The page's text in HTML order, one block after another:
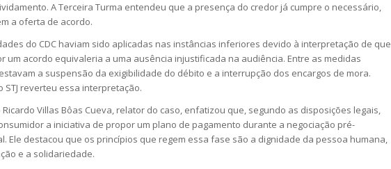
A Terceira Turma entendeu que a presença do credor já cumpre o necessário,
a oferta de acordo.
do CDC haviam sido aplicadas nas instâncias inferiores devido à interpretação de que
um acordo equivaleria a uma ausência injustificada na audiência. Entre as medidas
a suspensão da exigibilidade do débito e a interrupção dos encargos de mora.
STJ reverteu essa interpretação.
Ricardo Villas Bôas Cueva, relator do caso, enfatizou que, segundo as disposições legais,
a iniciativa de propor um plano de pagamento durante a negociação pré-
Ele destacou que os princípios que regem essa fase são a dignidade da pessoa humana,
e a solidariedade.